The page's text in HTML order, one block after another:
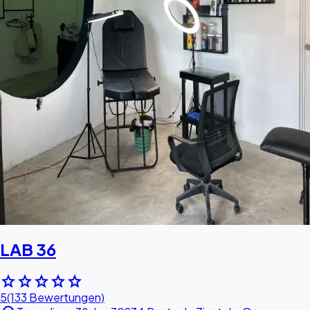
LAB 36
starstarstarstarstar
5(133 Bewertungen)